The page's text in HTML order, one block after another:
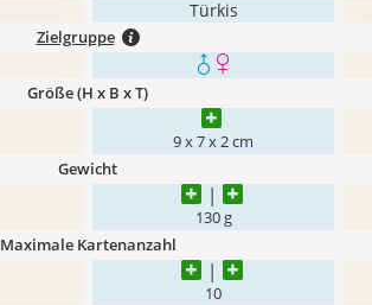
Türkis
Zielgruppe
Größe (H x B x T)
9 x 7 x 2 cm
Gewicht
130 g
Maximale Kartenanzahl
10